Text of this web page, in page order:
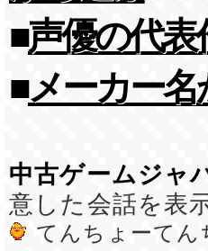
■声優の代表
■メーカー名
中古ゲームジ
意した会話を表示
てんちょーて